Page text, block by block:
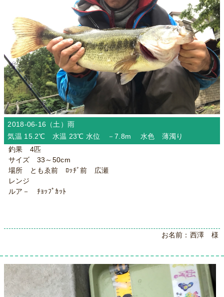
2018-06-16（土）雨
気温 15.2℃ 水温 23℃ 水位 －7.8m 水色 薄濁り
釣果 4匹
サイズ 33～50cm
場所 ともゑ前 ﾛｯﾁﾞ前 広瀬
レンジ
ルア－ ﾁｮｯﾌﾟｶｯﾄ
お名前：西澤 様